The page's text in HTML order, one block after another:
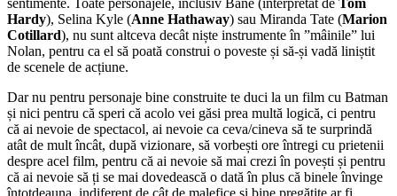
Hardy), Selina Kyle (Anne Hathaway) sau Miranda Tate (Marion
Cotillard), nu sunt altceva decât niște instrumente în ”mâinile” lui
Nolan, pentru ca el să poată construi o poveste și să-și vadă liniștit
de scenele de acțiune.
Dar nu pentru personaje bine construite te duci la un film cu Batman
și nici pentru că speri că acolo vei găsi prea multă logică, ci pentru
că ai nevoie de spectacol, ai nevoie ca ceva/cineva să te surprindă
atât de mult încât, după vizionare, să vorbești ore întregi cu prietenii
despre acel film, pentru că ai nevoie să mai crezi în povești și pentru
că ai nevoie să ți se mai dovedească o dată în plus că binele învinge
întotdeauna, indiferent de cât de malefice și bine pregătite ar fi